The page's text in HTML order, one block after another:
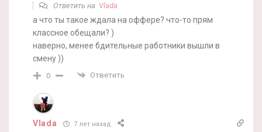
Ответить на Vlada
а что ты такое ждала на оффере? что-то прям
классное обещали? )
наверно, менее бдительные работники вышли в
смену ))
0 Ответить
Vlada 7 лет назад